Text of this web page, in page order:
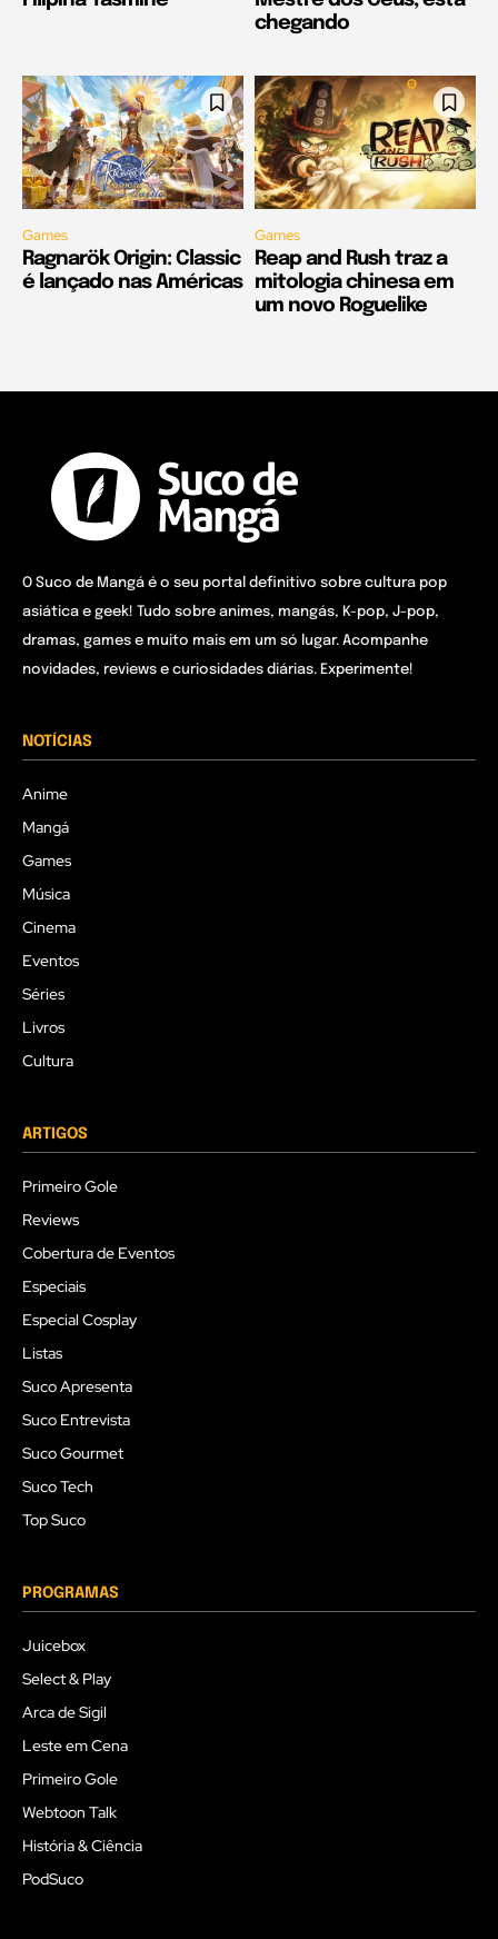
chegando
Games
Ragnarök Origin: Classic
é lançado nas Américas
Games
Reap and Rush traz a
mitologia chinesa em
um novo Roguelike
O Suco de Mangá é o seu portal definitivo sobre cultura pop
asiática e geek! Tudo sobre animes, mangás, K-pop, J-pop,
dramas, games e muito mais em um só lugar. Acompanhe
novidades, reviews e curiosidades diárias. Experimente!
NOTÍCIAS
Anime
Mangá
Games
Música
Cinema
Eventos
Séries
Livros
Cultura
ARTIGOS
Primeiro Gole
Reviews
Cobertura de Eventos
Especiais
Especial Cosplay
Listas
Suco Apresenta
Suco Entrevista
Suco Gourmet
Suco Tech
Top Suco
PROGRAMAS
Juicebox
Select & Play
Arca de Sigil
Leste em Cena
Primeiro Gole
Webtoon Talk
História & Ciência
PodSuco